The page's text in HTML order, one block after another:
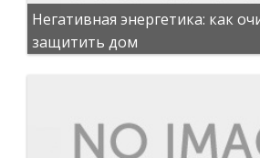
Негативная энергетика: как
защитить дом